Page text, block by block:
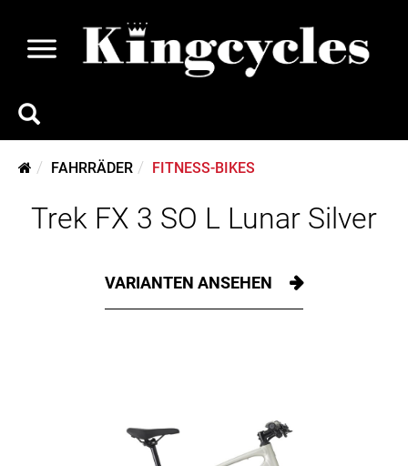
FAHRRÄDER FITNESS-BIKES
Trek FX 3 SO L Lunar Silver
VARIANTEN ANSEHEN